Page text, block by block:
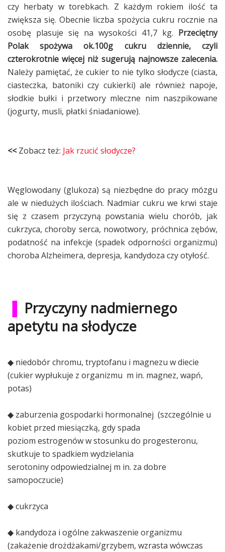
czy herbaty w torebkach. Z każdym rokiem ilość ta
zwiększa się. Obecnie liczba spożycia cukru rocznie na
osobę plasuje się na wysokości 41,7 kg. Przeciętny
Polak spożywa ok.100g cukru dziennie, czyli
czterokrotnie więcej niż sugerują najnowsze zalecenia.
Należy pamiętać, że cukier to nie tylko słodycze (ciasta,
ciasteczka, batoniki czy cukierki) ale również napoje,
słodkie bułki i przetwory mleczne nim naszpikowane
(jogurty, musli, płatki śniadaniowe).
<<Zobacz też: Jak rzucić słodycze?
Węglowodany (glukoza) są niezbędne do pracy mózgu
ale w niedużych ilościach. Nadmiar cukru we krwi staje
się z czasem przyczyną powstania wielu chorób, jak
cukrzyca, choroby serca, nowotwory, próchnica zębów,
podatność na infekcje (spadek odporności organizmu)
choroba Alzheimera, depresja, kandydoza czy otyłość.
Przyczyny nadmiernego
apetytu na słodycze
◆ niedobór chromu, tryptofanu i magnezu w diecie
(cukier wypłukuje z organizmu m in. magnez, wapń,
potas)
◆ zaburzenia gospodarki hormonalnej (szczególnie u
kobiet przed miesiączką, gdy spada
poziom estrogenów w stosunku do progesteronu,
skutkuje to spadkiem wydzielania
serotoniny odpowiedzialnej m in. za dobre
samopoczucie)
◆ cukrzyca
◆ kandydoza i ogólne zakwaszenie organizmu
(zakażenie drożdżakami/grzybem, wzrasta wówczas